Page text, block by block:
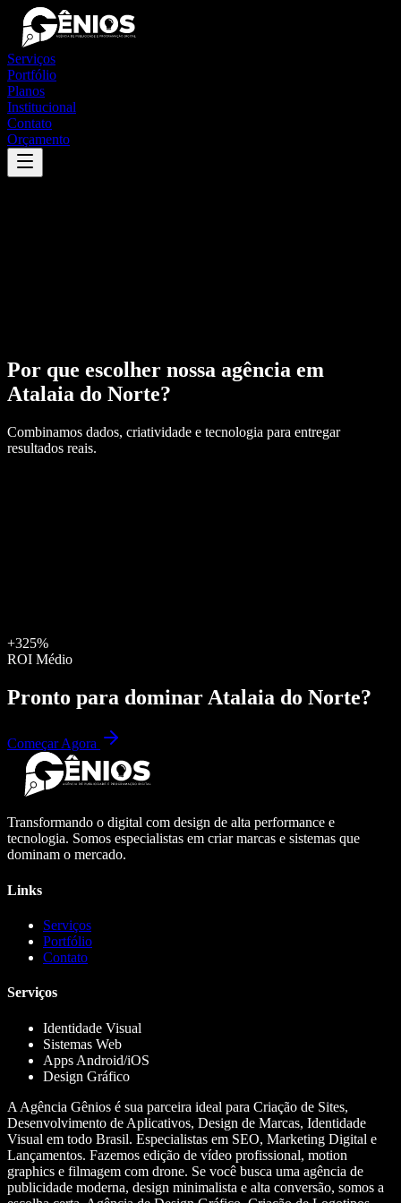
Serviços
Portfólio
Planos
Institucional
Contato
Orçamento
Por que escolher nossa agência em
Atalaia do Norte?
Combinamos dados, criatividade e tecnologia para entregar
resultados reais.
+325%
ROI Médio
Pronto para dominar Atalaia do Norte?
Começar Agora
Transformando o digital com design de alta performance e
tecnologia. Somos especialistas em criar marcas e sistemas que
dominam o mercado.
Links
Serviços
Portfólio
Contato
Serviços
Identidade Visual
Sistemas Web
Apps Android/iOS
Design Gráfico
A Agência Gênios é sua parceira ideal para Criação de Sites,
Desenvolvimento de Aplicativos, Design de Marcas, Identidade
Visual em todo Brasil. Especialistas em SEO, Marketing Digital e
Lançamentos. Fazemos edição de vídeo profissional, motion
graphics e filmagem com drone. Se você busca uma agência de
publicidade moderna, design minimalista e alta conversão, somos a